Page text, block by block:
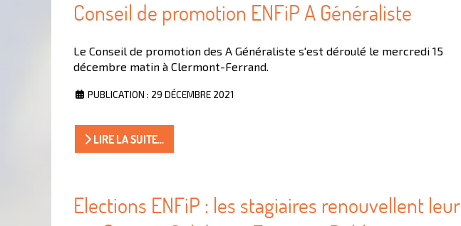
Conseil de promotion ENFiP A Généraliste
Le Conseil de promotion des A Généraliste s'est déroulé le mercredi 15
décembre matin à Clermont-Ferrand.
PUBLICATION : 29 DÉCEMBRE 2021
LIRE LA SUITE...
Elections ENFiP : les stagiaires renouvellent leur